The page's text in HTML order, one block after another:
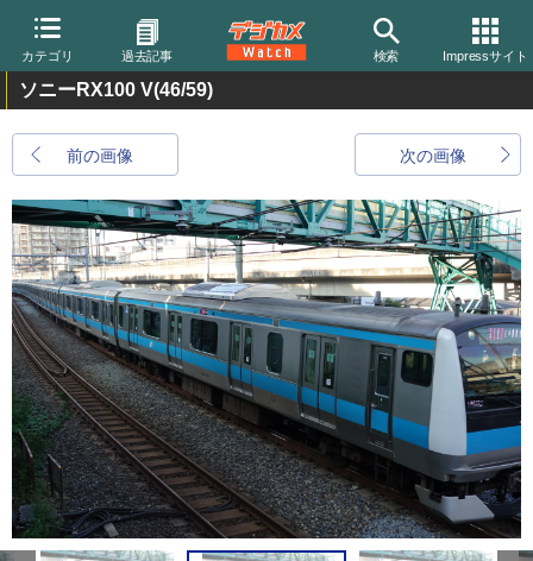
カテゴリ 過去記事 検索 Impressサイト
ソニーRX100 V(46/59)
前の画像 次の画像